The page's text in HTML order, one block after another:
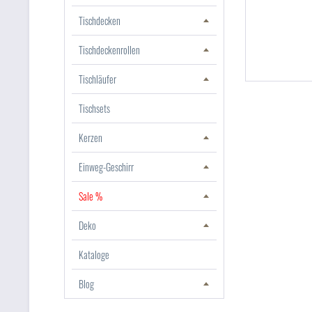
Tischdecken
Tischdeckenrollen
Tischläufer
Tischsets
Kerzen
Einweg-Geschirr
Sale %
Deko
Kataloge
Blog